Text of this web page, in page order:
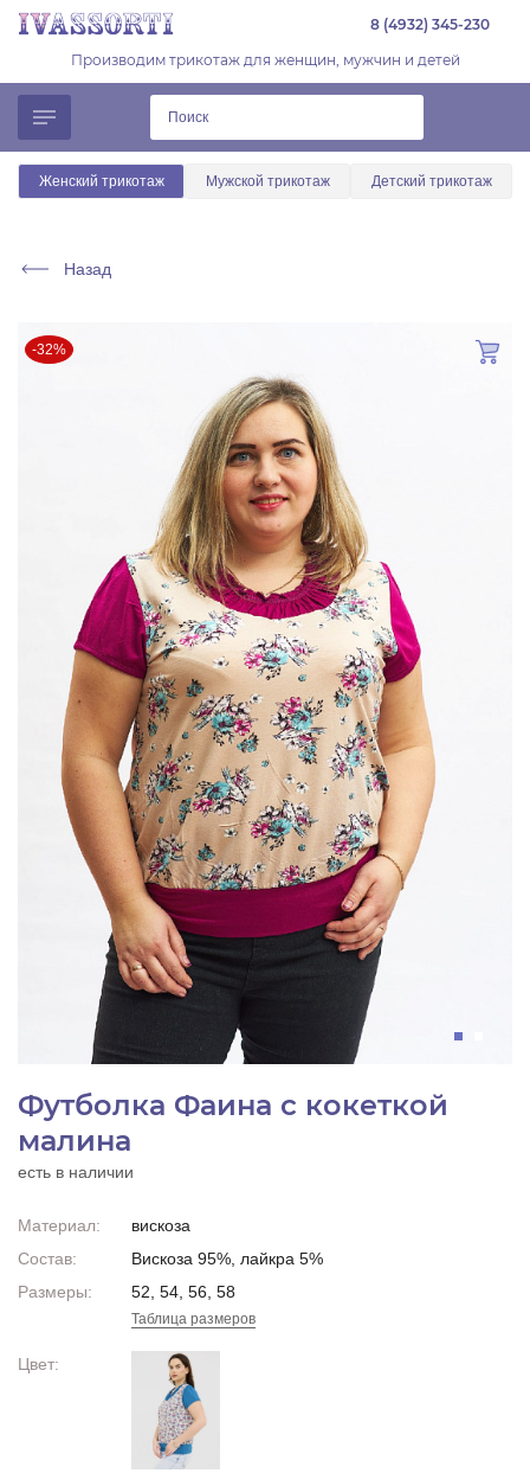
8 (4932) 345-230
Производим трикотаж для женщин, мужчин и детей
Женский трикотаж Мужской трикотаж Детский трикотаж
Назад
-32%
Футболка Фаина с кокеткой
малина
есть в наличии
Материал:
вискоза
Состав:
Вискоза 95%, лайкра 5%
Размеры:
52, 54, 56, 58
Таблица размеров
Цвет: